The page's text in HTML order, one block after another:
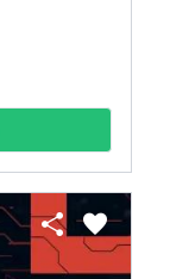
share favorite